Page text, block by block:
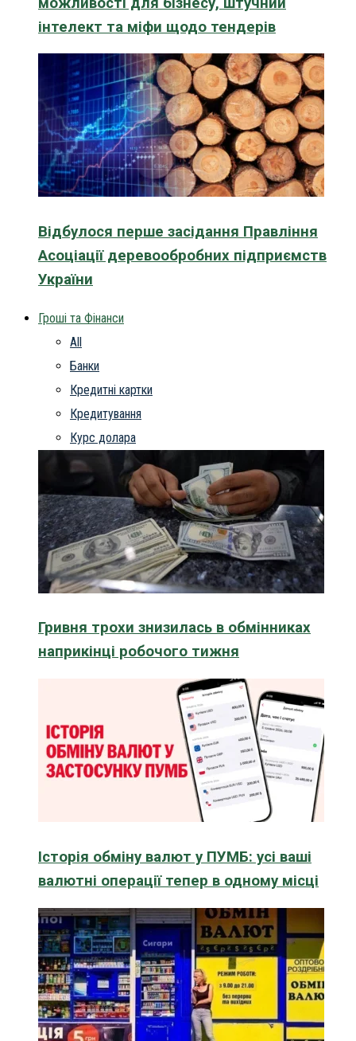
інтелект та міфи щодо тендерів
Відбулося перше засідання Правління
Асоціації деревообробних підприємств
України
Гроші та Фінанси
All
Банки
Кредитні картки
Кредитування
Курс долара
Гривня трохи знизилась в обмінниках
наприкінці робочого тижня
Історія обміну валют у ПУМБ: усі ваші
валютні операції тепер в одному місці